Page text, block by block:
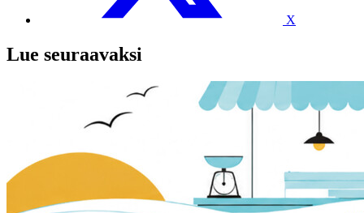
X
Lue seuraavaksi